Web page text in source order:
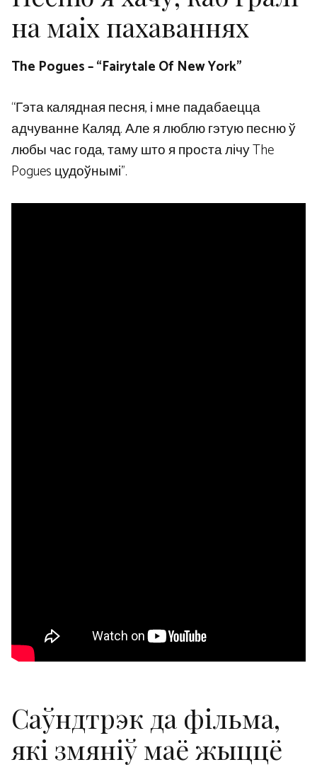
на маіх пахаваннях
The Pogues – “Fairytale Of New York”
“Гэта калядная песня, і мне падабаецца
адчуванне Каляд. Але я люблю гэтую песню ў
любы час года, таму што я проста лічу The
Pogues цудоўнымі”.
Саўндтрэк да фільма,
які змяніў маё жыццё